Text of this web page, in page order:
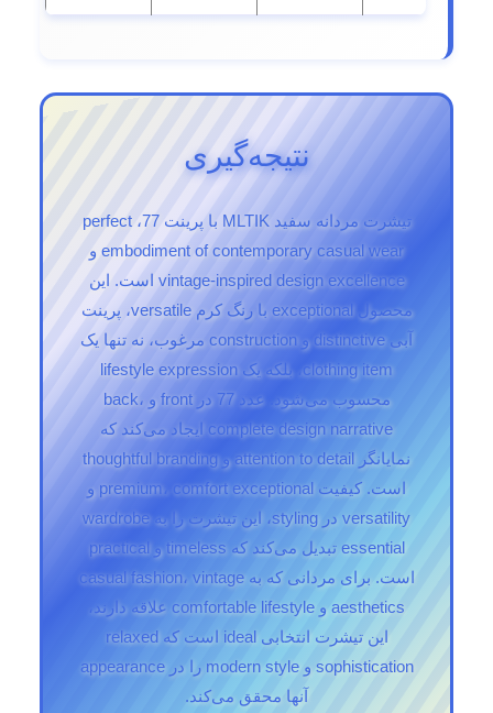
نتیجه‌گیری
تیشرت مردانه سفید MLTIK با پرینت 77، perfect
embodiment of contemporary casual wear و
vintage-inspired design excellence است. این
محصول exceptional با رنگ کرم versatile، پرینت
آبی distinctive و construction مرغوب، نه تنها یک
clothing item، بلکه یک lifestyle expression
محسوب می‌شود. عدد 77 در front و back،
complete design narrative ایجاد می‌کند که
نمایانگر attention to detail و thoughtful branding
است. کیفیت premium، comfort exceptional و
versatility در styling، این تیشرت را به wardrobe
essential تبدیل می‌کند که timeless و practical
است. برای مردانی که به casual fashion، vintage
aesthetics و comfortable lifestyle علاقه دارند،
این تیشرت انتخابی ideal است که relaxed
sophistication و modern style را در appearance
آنها محقق می‌کند.